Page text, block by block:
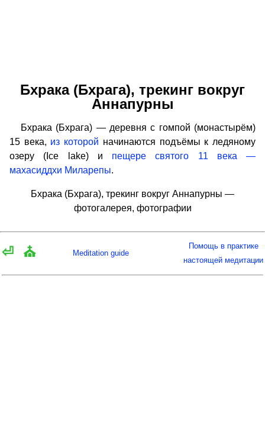
Бхрака (Бхрага), трекинг вокруг
Аннапурны
Бхрака (Бхрага) — деревня с гомпой (монастырём)
15 века, из которой начинаются подъёмы к ледяному
озеру (Ice lake) и пещере святого 11 века —
махасиддхи Миларепы.
Бхрака (Бхрага), трекинг вокруг Аннапурны —
фотогалерея, фотографии
⏎ ⛪ Meditation guide
Помощь в практике
настоящей медитации